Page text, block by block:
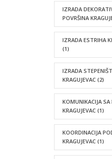
IZRADA
POVRŠINA
IZRADA ESTRIHA
(1)
IZRADA
KRAGUJEVAC (2)
KOMUNIKACIJA SA
KRAGUJEVAC (1)
KOORDINACIJA
KRAGUJEVAC (1)